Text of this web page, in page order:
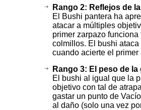
Rango 2: Reflejos de
El Bushi pantera ha
atacar a múltiples
primer zarpazo
colmillos. El bushi
cuando acierte el primer
Rango 3: El peso de la
El bushi al igual que la
objetivo con tal de
gastar un punto de
al daño (solo una vez